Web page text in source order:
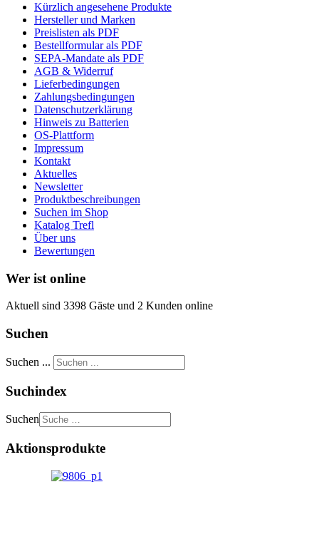
Kürzlich angesehene Produkte
Hersteller und Marken
Preislisten als PDF
Bestellformular als PDF
SEPA-Mandate als PDF
AGB & Widerruf
Lieferbedingungen
Zahlungsbedingungen
Datenschutzerklärung
Hinweis zu Batterien
OS-Plattform
Impressum
Kontakt
Aktuelles
Newsletter
Produktbeschreibungen
Suchen im Shop
Katalog Trefl
Über uns
Bewertungen
Wer ist online
Aktuell sind 3398 Gäste und 2 Kunden online
Suchen
Suchen ...
Suchindex
Suchen
Aktionsprodukte